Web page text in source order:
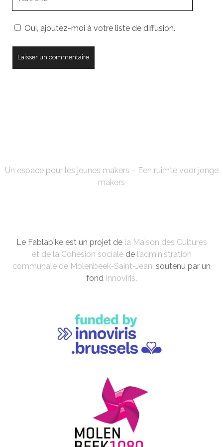
votreOui, ajoutez-moi à votre liste de diffusion.
Un espace pour les jeunes makers – Een ruimte voor jonge
makers
Le Fablab'ke est un projet de la Maison des Cultures
et de la Cohésion socialede l’administration
communale de Molenbeek-Saint-Jean , soutenu par un
fond Innoviris.